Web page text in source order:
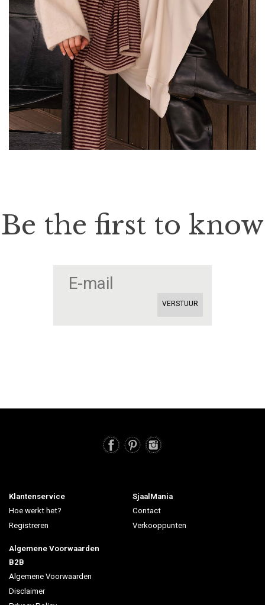
Be the first to know
VERSTUUR
Klantenservice
Hoe werkt het?
Registreren
SjaalMania
Contact
Verkooppunten
Algemene Voorwaarden
B2B
Algemene Voorwaarden
Disclaimer